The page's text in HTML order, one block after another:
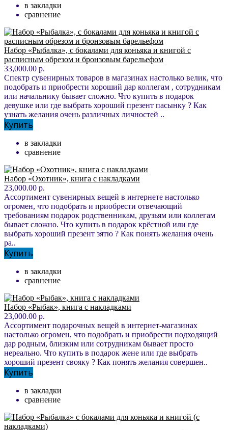
в закладки
сравнение
Набор «Рыбалка», с бокалами для коньяка и книгой с
расписным обрезом и бронзовым барельефом
33,000.00 р.
Спектр сувенирных товаров в магазинах настолько велик, что
подобрать и приобрести хороший дар коллегам , сотрудникам
или начальнику бывает сложно. Что купить в подарок
девушке или где выбрать хороший презент пасынку ? Как
узнать желания очень различных личностей ..
Купить
в закладки
сравнение
Набор «Охотник», книга с накладками
23,000.00 р.
Ассортимент сувенирных вещей в интернете настолько
огромен, что подобрать и приобрести отвечающий
требованиям подарок родственникам, друзьям или коллегам
бывает сложно. Что купить в подарок крёстной или где
выбрать хороший презент зятю ? Как понять желания очень
ра..
Купить
в закладки
сравнение
Набор «Рыбак», книга с накладками
23,000.00 р.
Ассортимент подарочных вещей в интернет-магазинах
настолько огромен, что подобрать и приобрести подходящий
дар родным, близким или сотрудникам бывает просто
нереально. Что купить в подарок жене или где выбрать
хороший презент свояку ? Как понять желания совершен..
Купить
в закладки
сравнение